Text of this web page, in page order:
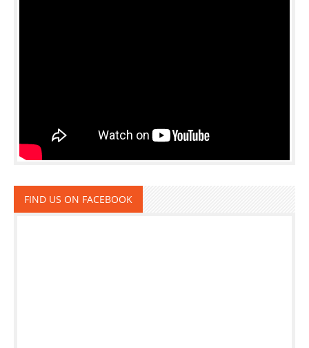
FIND US ON FACEBOOK